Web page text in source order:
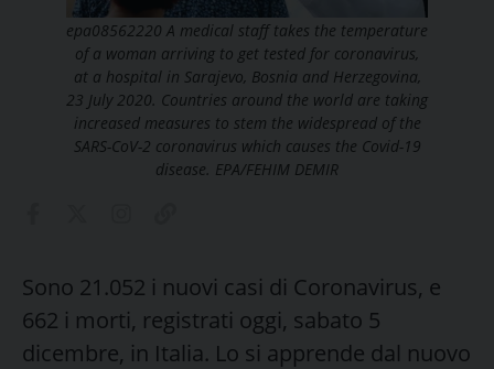
epa08562220 A medical staff takes the temperature
of a woman arriving to get tested for coronavirus,
at a hospital in Sarajevo, Bosnia and Herzegovina,
23 July 2020. Countries around the world are taking
increased measures to stem the widespread of the
SARS-CoV-2 coronavirus which causes the Covid-19
disease. EPA/FEHIM DEMIR
Sono 21.052 i nuovi casi di Coronavirus, e
662 i morti, registrati oggi, sabato 5
dicembre, in Italia. Lo si apprende dal nuovo